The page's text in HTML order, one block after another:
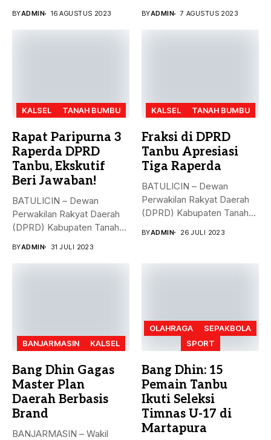
BYADMIN 16 AGUSTUS 2023 BYADMIN 7 AGUSTUS 2023
KALSEL TANAH BUMBU
Rapat Paripurna 3
Raperda DPRD
Tanbu, Ekskutif
Beri Jawaban!
BATULICIN – Dewan
Perwakilan Rakyat Daerah
(DPRD) Kabupaten Tanah
BYADMIN 31 JULI 2023
KALSEL TANAH BUMBU
Fraksi di DPRD
Tanbu Apresiasi
Tiga Raperda
BATULICIN – Dewan
Perwakilan Rakyat Daerah
(DPRD) Kabupaten Tanah
BYADMIN 26 JULI 2023
BANJARMASIN KALSEL
Bang Dhin Gagas
Master Plan
Daerah Berbasis
Brand
BANJARMASIN – Wakil
OLAHRAGA
SEPAKBOLA
SPORT
Bang Dhin: 15
Pemain Tanbu
Ikuti Seleksi
Timnas U-17 di
Martapura